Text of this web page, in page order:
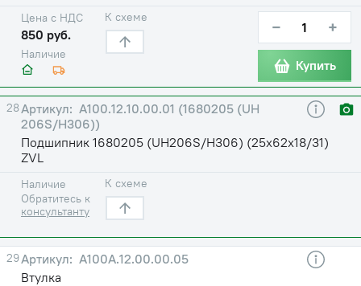
Наличие
Цена с НДС
850 руб.
К схеме − +
Купить
28
А100.12.10.00.01 (1680205 (UH
206S/H306))
Подшипник 1680205 (UH206S/H306) (25х62х18/31)
ZVL
Наличие
Обратитесь к
консультанту
К схеме
29
А100А.12.00.00.05
Втулка